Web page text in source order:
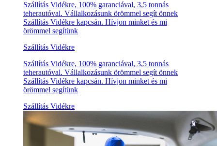
Szállítás Vidékre, 100% garanciával, 3,5 tonnás
teherautóval. Vállalkozásunk örömmel segít önnek
Szállítás Vidékre kapcsán. Hívjon minket és mi
örömmel segítünk
Szállítás Vidékre
Szállítás Vidékre, 100% garanciával, 3,5 tonnás
teherautóval. Vállalkozásunk örömmel segít önnek
Szállítás Vidékre kapcsán. Hívjon minket és mi
örömmel segítünk
Szállítás Vidékre